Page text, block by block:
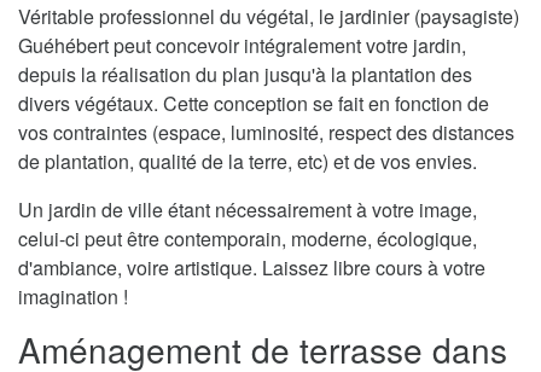
Véritable professionnel du végétal, le jardinier (paysagiste)
Guéhébert peut concevoir intégralement votre jardin,
depuis la réalisation du plan jusqu'à la plantation des
divers végétaux. Cette conception se fait en fonction de
vos contraintes (espace, luminosité, respect des distances
de plantation, qualité de la terre, etc) et de vos envies.
Un jardin de ville étant nécessairement à votre image,
celui-ci peut être contemporain, moderne, écologique,
d'ambiance, voire artistique. Laissez libre cours à votre
imagination !
Aménagement de terrasse dans